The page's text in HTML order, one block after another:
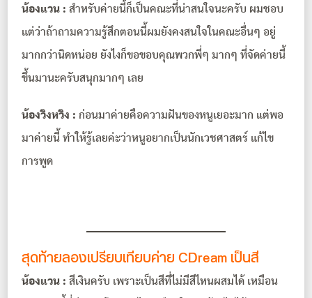
น้องแวน :สำหรับค่ายนี้ก็เป็นคณะที่น่าสนใจนะครับ ผมชอบ
แต่ว่าถ้าถามความรู้สึกตอนนี้ผมยังคงสนใจในคณะอื่นๆ อยู่
มากกว่านิดหน่อย ยังไงก็ขอขอบคุณพวกพี่ๆ มากๆ ที่จัดค่ายนี้
ขึ้นมานะครับสนุกมากๆ เลย
น้องวิงหวิง :ก่อนมาค่ายคือความฝันของหนูเยอะมาก แต่พอ
มาค่ายนี้ ทำให้รู้เลยค่ะว่าหนูอยากเป็นนักเวชศาสตร์ แก้ไข
การพูด
สุดท้ายลองเปรียบเทียบค่าย CDream เป็นสี
น้องแวน :สีเงินครับ เพราะเป็นสีที่ไม่มีสีไหนผสมได้ เหมือน